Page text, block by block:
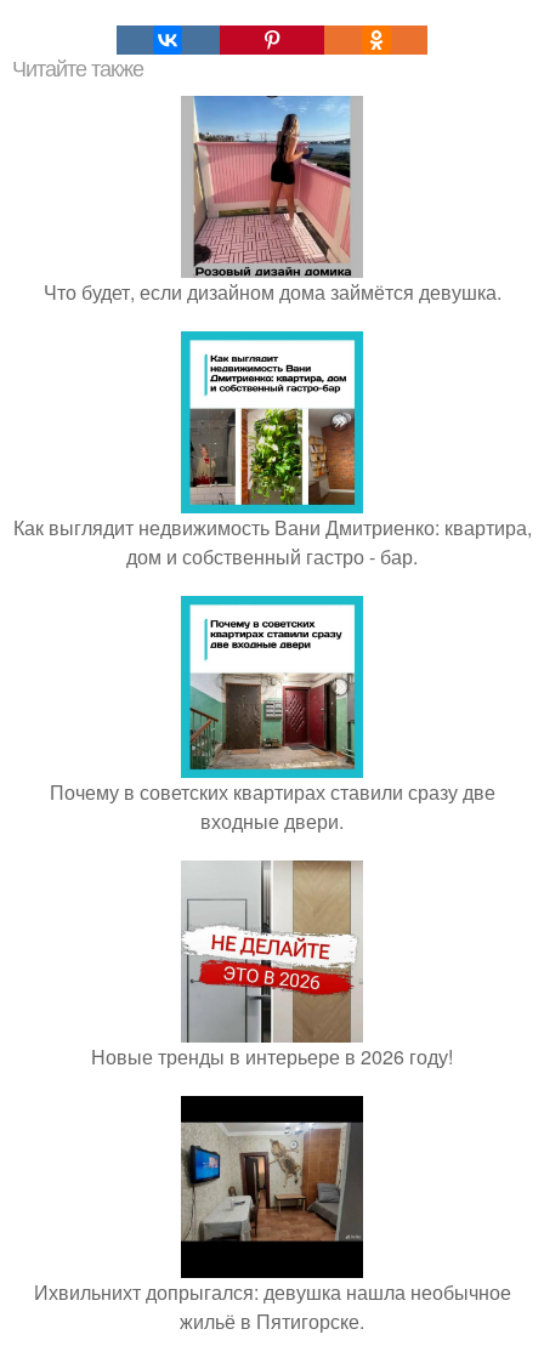
Читайте также
Что будет, если дизайном дома займётся девушка.
Как выглядит недвижимость Вани Дмитриенко: квартира,
дом и собственный гастро - бар.
Почему в советских квартирах ставили сразу две
входные двери.
Новые тренды в интерьере в 2026 году!
Ихвильнихт допрыгался: девушка нашла необычное
жильё в Пятигорске.